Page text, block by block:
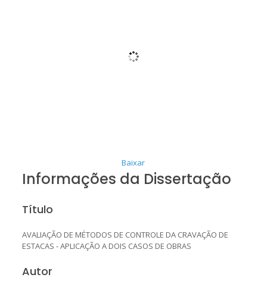
Baixar
Informações da Dissertação
Título
AVALIAÇÃO DE MÉTODOS DE CONTROLE DA CRAVAÇÃO DE
ESTACAS - APLICAÇÃO A DOIS CASOS DE OBRAS
Autor